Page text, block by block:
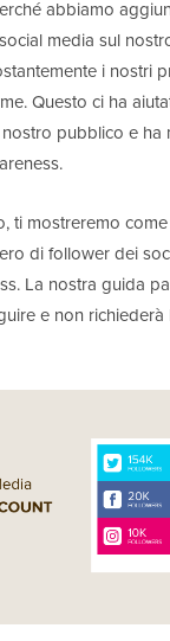
abbiamo
media sul
i nostri
Questo ci ha
pubblico e ha
ti mostreremo
di follower dei
La nostra guida
e non richiederà